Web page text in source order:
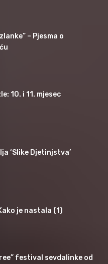
– Pjesma o
10. i 11. mjesec
‘Slike Djetinjstva’
je nastala (1)
festival sevdalinke od